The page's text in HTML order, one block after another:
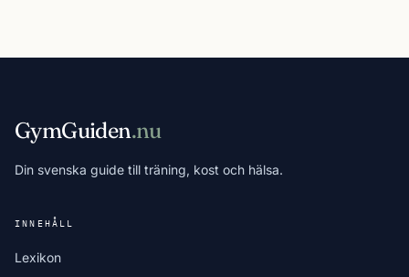
GymGuiden.nu
Din svenska guide till träning, kost och hälsa.
INNEHÅLL
Lexikon